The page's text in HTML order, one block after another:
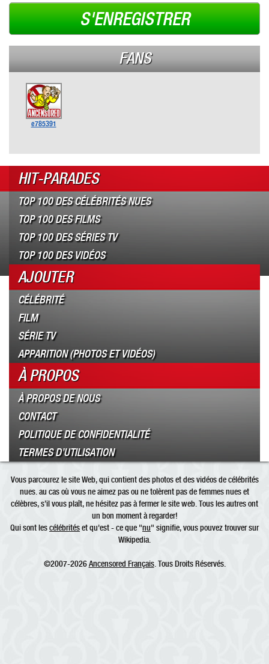
S'ENREGISTRER
FANS
e785391
HIT-PARADES
TOP 100 DES CÉLÉBRITÉS NUES
TOP 100 DES FILMS
TOP 100 DES SÉRIES TV
TOP 100 DES VIDÉOS
AJOUTER
CÉLÉBRITÉ
FILM
SÉRIE TV
APPARITION (PHOTOS ET VIDÉOS)
À PROPOS
À PROPOS DE NOUS
CONTACT
POLITIQUE DE CONFIDENTIALITÉ
TERMES D’UTILISATION
Vous parcourez le site Web, qui contient des photos et des vidéos de célébrités
nues. au cas où vous ne aimez pas ou ne tolèrent pas de femmes nues et
célèbres, s’il vous plaît, ne hésitez pas à fermer le site web. Tous les autres ont
un bon moment à regarder!
Qui sont lescélébritéset qu'est - ce que "nu" signifie, vous pouvez trouver sur
Wikipedia.
©2007-2026Ancensored Français. Tous Droits Réservés.